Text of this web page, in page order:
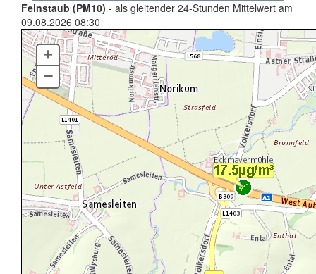
Feinstaub (PM10) - als gleitender 24-Stunden Mittelwert am
09.08.2026 08:30
+
–